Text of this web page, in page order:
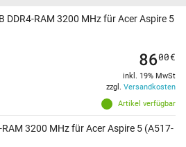
DDR4-RAM 3200 MHz für Acer Aspire 5
Artikel verfügbar
8600€
inkl. 19% MwSt
zzgl. Versandkosten
3200 MHz für Acer Aspire 5 (A517-